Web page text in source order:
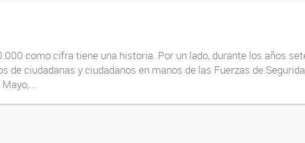
como cifra tiene una historia. Por un lado, durante los años
de ciudadanas y ciudadanos en manos de las Fuerzas de